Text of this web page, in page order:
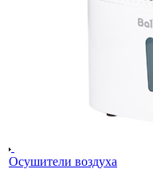
Осушители воздуха